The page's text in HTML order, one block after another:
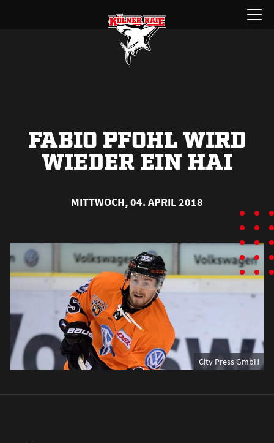
Menü
öffnen
FABIO PFOHL WIRD
WIEDER EIN HAI
MITTWOCH, 04. APRIL 2018
City Press GmbH